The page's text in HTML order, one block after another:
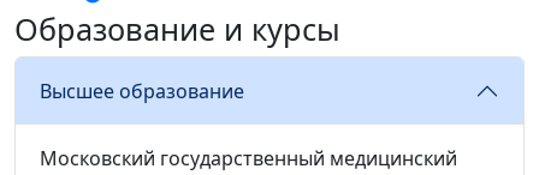
Образование и курсы
Высшее образование
Московский государственный медицинский